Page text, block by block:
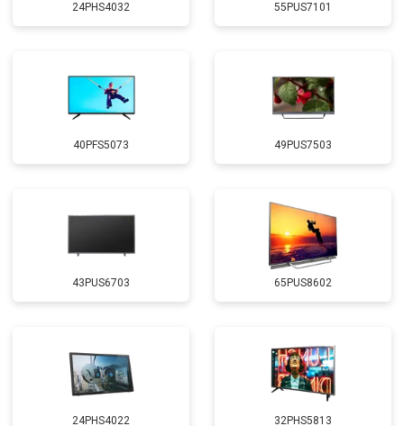
24PHS4032 55PUS7101
40PFS5073 49PUS7503
43PUS6703 65PUS8602
24PHS4022 32PHS5813